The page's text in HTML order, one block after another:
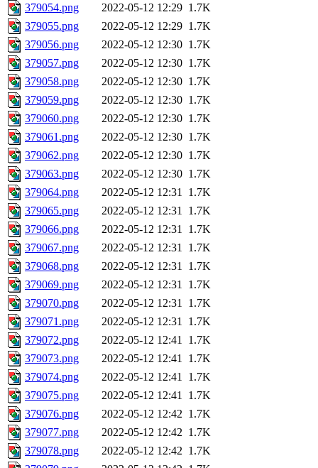
379054.png
2022-05-12 12:29 1.7K
379055.png
2022-05-12 12:29 1.7K
379056.png
2022-05-12 12:30 1.7K
379057.png
2022-05-12 12:30 1.7K
379058.png
2022-05-12 12:30 1.7K
379059.png
2022-05-12 12:30 1.7K
379060.png
2022-05-12 12:30 1.7K
379061.png
2022-05-12 12:30 1.7K
379062.png
2022-05-12 12:30 1.7K
379063.png
2022-05-12 12:30 1.7K
379064.png
2022-05-12 12:31 1.7K
379065.png
2022-05-12 12:31 1.7K
379066.png
2022-05-12 12:31 1.7K
379067.png
2022-05-12 12:31 1.7K
379068.png
2022-05-12 12:31 1.7K
379069.png
2022-05-12 12:31 1.7K
379070.png
2022-05-12 12:31 1.7K
379071.png
2022-05-12 12:31 1.7K
379072.png
2022-05-12 12:41 1.7K
379073.png
2022-05-12 12:41 1.7K
379074.png
2022-05-12 12:41 1.7K
379075.png
2022-05-12 12:41 1.7K
379076.png
2022-05-12 12:42 1.7K
379077.png
2022-05-12 12:42 1.7K
379078.png
2022-05-12 12:42 1.7K